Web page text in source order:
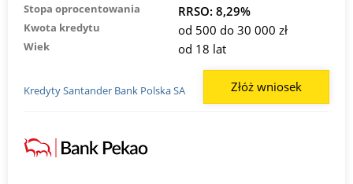
Stopa oprocentowania RRSO: 8,29%
Kwota kredytu od 500 do 30 000 zł
Wiek od 18 lat
Kredyty Santander Bank Polska SA Złóż wniosek